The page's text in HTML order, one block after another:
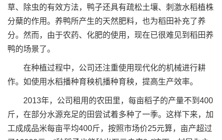
草、除虫的有效方法，鸭子还具有疏松土壤、刺激水稻植株
分蘖的作用。养鸭所产生的天然肥料，也为稻田补充了养
分。然而，由于农药、化肥的使用，现在已很难见到稻田养
鸭的场景了。
在种植过程中，公司还注重使用现代化的机械进行耕
作。如使用水稻播种育秧机播种育秧，提高生产效率。
2013年，公司租用的农田里，每亩稻子的产量不到400
斤，在部分水源充足的田尝试着多种了一季。这样下来，加
工成成品米每亩平均400斤，按照市场价25元算，亩产超过